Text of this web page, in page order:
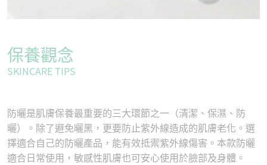
保養觀念
SKINCARE TIPS
防曬是肌膚保養最重要的三大環節之一（清潔、保濕、防
曬）。除了避免曬黑，更要防止紫外線造成的肌膚老化。選
擇適合自己的防曬產品，能有效抵禦紫外線傷害。本款防曬
適合日常使用，敏感性肌膚也可安心使用於臉部及身體。